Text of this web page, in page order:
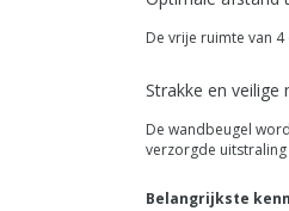
De vrije ruimte van
Strakke en veilige
De wandbeugel
verzorgde
Belangrijkste